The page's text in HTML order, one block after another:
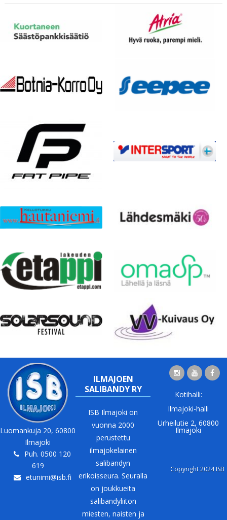
Luomankuja 20, 60800
Ilmajoki
Puh. 0500 120
619
etunimi@isb.fi
ILMAJOEN
SALIBANDY RY
ISB Ilmajoki on
vuonna 2000
perustettu
ilmajokelainen
salibandyn
erikoisseura. Seuralla
on joukkueita
salibandyliiton
miesten, naisten ja
Kotihalli:
Ilmajoki-halli
Urheilutie 2, 60800
Ilmajoki
Copyright 2024 ISB